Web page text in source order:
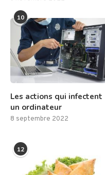
10
Les actions qui infectent
un ordinateur
8 septembre 2022
12